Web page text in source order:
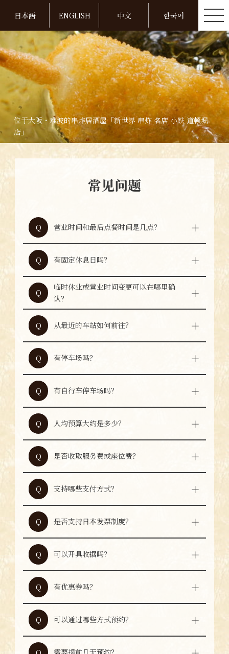
日本語 ENGLISH 中文 한국어
位于大阪・难波的串炸居酒屋「新世界 串炸 名店 小铁 道顿堀
店」
常见问题
Q
营业时间和最后点餐时间是几点？
A
二至周六为11:30～23:30（最后点餐23:00），
询店铺。
Q
有固定休息日吗？
A
Q
临时休业或营业时间变更可以在哪里确
认？
A
可通过官方网站、各美食平台或SNS确认。最
新信息也欢迎直接咨询店铺。
Q
从最近的车站如何前往？
A
从与难波站、日本桥站直通的Namba Walk
B22出口步行约3分钟即可到达。
Q
有停车场吗？
A
本店没有合作停车场。开车前来的客人请使用
附近的收费停车场。
Q
有自行车停车场吗？
A
本店没有合作自行车停车场，请使用附近的自
行车停车设施。
Q
人均预算大约是多少？
A
Q
是否收取服务费或座位费？
A
本店会提供酱汁与卷心菜作为小菜，每位收取
220日圆（含税）。感谢您的理解。
Q
支持哪些支付方式？
A
可使用现金、信用卡、PayPay、Global PAY
付款。
Q
是否支持日本发票制度？
A
Q
可以开具收据吗？
A
Q
有优惠券吗？
A
各美食平台或媒体可能会发布优惠券，来店前
请确认相关平台。
Q
可以通过哪些方式预约？
A
可通过官方网站、各美食平台进行网络预约，
也可通过电话预约。